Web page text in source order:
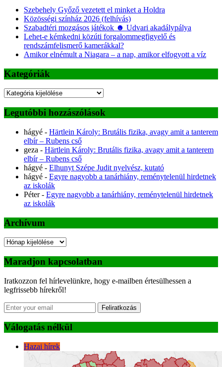
Szebehely Győző vezetett el minket a Holdra
Közösségi színház 2026 (felhívás)
Szabadtéri mozgásos játékok ☻ Udvari akadálypálya
Lehet-e kémkedni közúti forgalommegfigyelő és
rendszámfelismerő kamerákkal?
Amikor elnémult a Niagara – a nap, amikor elfogyott a víz
Kategóriák
Kategóriák
Legutóbbi hozzászólások
hágyé - Härtlein Károly: Brutális fizika, avagy amit a tanterem
elbír – Rubens cső
geza - Härtlein Károly: Brutális fizika, avagy amit a tanterem
elbír – Rubens cső
hágyé - Elhunyt Szépe Judit nyelvész, kutató
hágyé - Egyre nagyobb a tanárhiány, reménytelenül hirdetnek
az iskolák
Péter- Egyre nagyobb a tanárhiány, reménytelenül hirdetnek
az iskolák
Archívum
Archívum
Maradjon kapcsolatban
Iratkozzon fel hírlevelünkre, hogy e-mailben értesülhessen a
legfrissebb hírekről!
Feliratkozás
Válogatás nélkül
Hazai hírek